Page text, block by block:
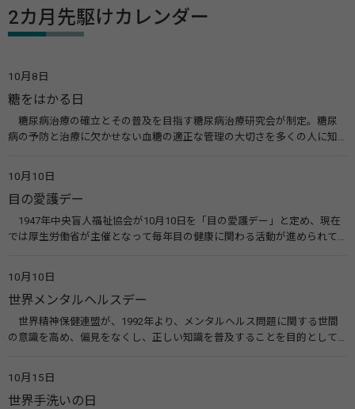
2カ月先駆けカレンダー
10月8日
糖をはかる日
糖尿病治療の確立とその普及を目指す糖尿病治療研究会が制定。糖尿
病の予防と治療に欠かせない血糖の適正な管理の大切さを多くの人に知
療研究会） 糖尿病ネットワーク
10月10日
目の愛護デー
1947年中央盲人福祉協会が10月10日を「目の愛護デー」と定め、現在
では厚生労働省が主催となって毎年目の健康に関わる活動が進められて
会）
10月10日
世界メンタルヘルスデー
世界精神保健連盟が、1992年より、メンタルヘルス問題に関する世間
の意識を高め、偏見をなくし、正しい知識を普及することを目的として、
す。 関連リンク 世界メンタルヘルスデー（厚生労働省） 働く人のメンタ
ルヘルス・ポータルサイト「こころの耳」（厚生労働省）
10月15日
世界手洗いの日